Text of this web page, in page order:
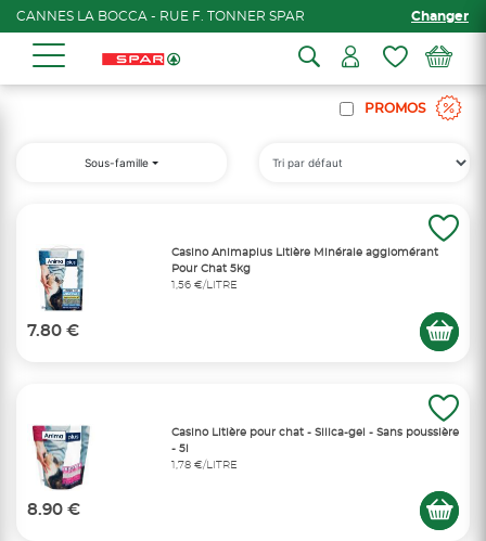
CANNES LA BOCCA - RUE F. TONNER SPAR Changer
PROMOS
Sous-famille
Casino Animaplus Litière Minérale agglomérant
Pour Chat 5kg
1,56 €/LITRE
7.80 €
Casino Litière pour chat - Silica-gel - Sans poussière
- 5l
1,78 €/LITRE
8.90 €